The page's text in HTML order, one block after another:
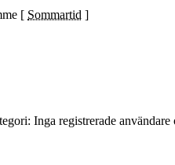
[ Sommartid ]
Inga registrerade användare